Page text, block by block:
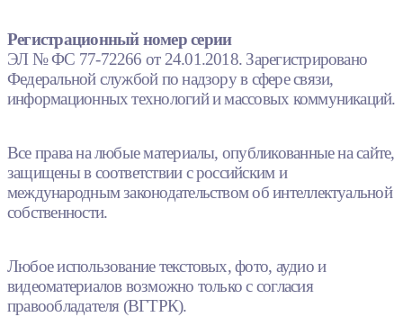
Регистрационный номер серии
ЭЛ № ФС 77-72266 от 24.01.2018. Зарегистрировано
Федеральной службой по надзору в сфере связи,
информационных технологий и массовых коммуникаций.
Все права на любые материалы, опубликованные на сайте,
защищены в соответствии с российским и
международным законодательством об интеллектуальной
собственности.
Любое использование текстовых, фото, аудио и
видеоматериалов возможно только с согласия
правообладателя (ВГТРК).